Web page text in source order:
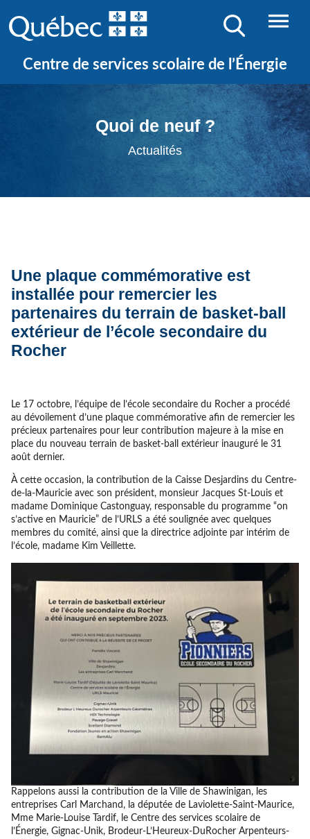
Centre de services scolaire de l’Énergie
Quoi de neuf ?
Actualités
Une plaque commémorative est
installée pour remercier les
partenaires du terrain de basket-ball
extérieur de l’école secondaire du
Rocher
Le 17 octobre, l’équipe de l’école secondaire du Rocher a procédé
au dévoilement d’une plaque commémorative afin de remercier les
précieux partenaires pour leur contribution majeure à la mise en
place du nouveau terrain de basket-ball extérieur inauguré le 31
août dernier.
À cette occasion, la contribution de la Caisse Desjardins du Centre-
de-la-Mauricie avec son président, monsieur Jacques St-Louis et
madame Dominique Castonguay, responsable du programme “on
s’active en Mauricie” de l’URLS a été soulignée avec quelques
membres du comité, ainsi que la directrice adjointe par intérim de
l’école, madame Kim Veillette.
Rappelons aussi la contribution de la Ville de Shawinigan, les
entreprises Carl Marchand, la députée de Laviolette-Saint-Maurice,
Mme Marie-Louise Tardif, le Centre des services scolaire de
l’Énergie, Gignac-Unik, Brodeur-L’Heureux-DuRocher Arpenteurs-